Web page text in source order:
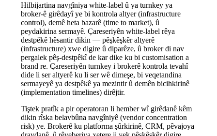
Hilbijartina navgîniya white-label û ya turnkey ya
broker-ê girêdayî ye bi kontrola altyer (infrastructure
control), demê heta bazarê (time to market), û
peydakirina sermayê. Çareseriyên white-label rêya
destpêkê hêsantir dikin — pêşkêşkêr altyerê
(infrastructure) xwe digire û diparêze, û broker di nav
pergalek pêş-destpêkî de kar dike ku bi customisation a
brand re. Çareseriyên turnkey i brokerê kontrola tevahî
dide li ser altyerê ku li ser wê dimeşe, bi veqetandina
sermayeyê ya destpêkê ya mezintir û demên bicihkirinê
(implementation timelines) dirêjtir.
Tiştek pratîk a pir operatoran li hember wî girêdanê kêm
dikin rîska belavbûna navgîniyê (vendor concentration
risk) ye. Brokerê ku platforma şûrkirinê, CRM, pêvajoya